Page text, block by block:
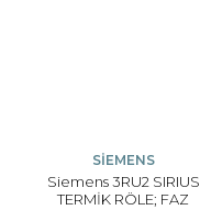
SİEMENS
Siemens 3RU2 SIRIUS
TERMİK RÖLE; FAZ